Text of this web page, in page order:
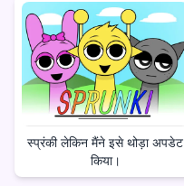
स्प्रंकी लेकिन मैंने इसे थोड़ा अपडेट
किया।